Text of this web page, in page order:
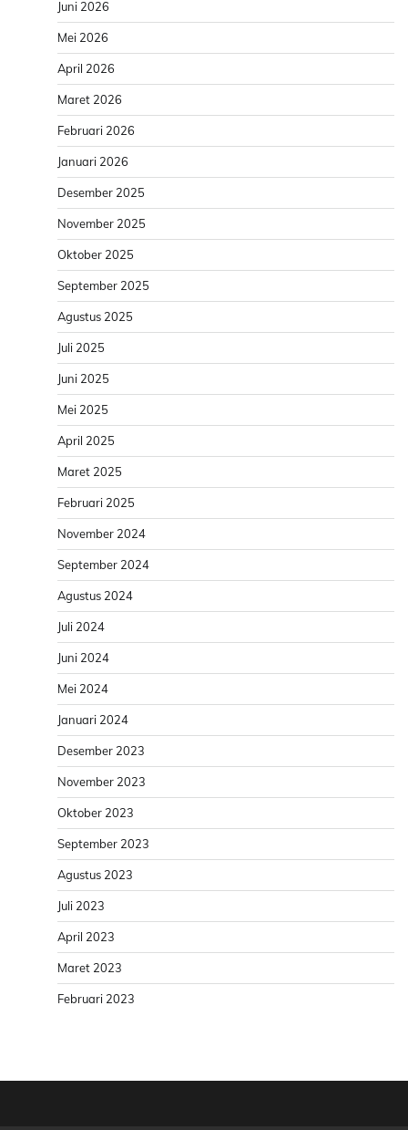
Juni 2026
Mei 2026
April 2026
Maret 2026
Februari 2026
Januari 2026
Desember 2025
November 2025
Oktober 2025
September 2025
Agustus 2025
Juli 2025
Juni 2025
Mei 2025
April 2025
Maret 2025
Februari 2025
November 2024
September 2024
Agustus 2024
Juli 2024
Juni 2024
Mei 2024
Januari 2024
Desember 2023
November 2023
Oktober 2023
September 2023
Agustus 2023
Juli 2023
April 2023
Maret 2023
Februari 2023